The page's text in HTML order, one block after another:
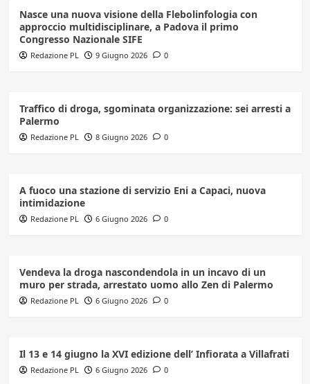
Nasce una nuova visione della Flebolinfologia con
approccio multidisciplinare, a Padova il primo
Congresso Nazionale SIFE
Redazione PL 9 Giugno 2026 0
Traffico di droga, sgominata organizzazione: sei arresti a
Palermo
Redazione PL 8 Giugno 2026 0
A fuoco una stazione di servizio Eni a Capaci, nuova
intimidazione
Redazione PL 6 Giugno 2026 0
Vendeva la droga nascondendola in un incavo di un
muro per strada, arrestato uomo allo Zen di Palermo
Redazione PL 6 Giugno 2026 0
Il 13 e 14 giugno la XVI edizione dell’ Infiorata a Villafrati
Redazione PL 6 Giugno 2026 0